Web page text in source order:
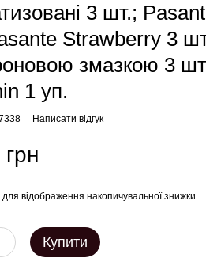
3 шт.;
Strawberry 3
змазкою 3
1 уп.
Написати відгук
для відображення накопичувальної знижки
Купити